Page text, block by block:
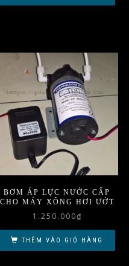
BƠM ÁP LỰC NƯỚC CẤP
CHO MÁY XÔNG HƠI ƯỚT
1.250.000₫
THÊM VÀO GIỎ HÀNG